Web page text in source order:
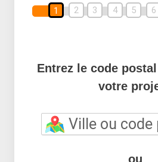
1 2 3 4 5 6
Entrez le code
votre
ou